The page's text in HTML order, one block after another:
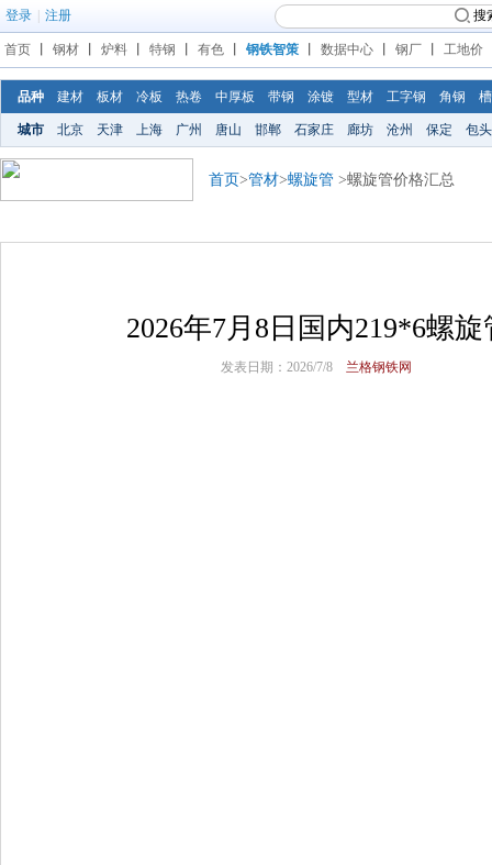
登录 注册 搜
首页 钢材 炉料 特钢 有色 钢铁智策 数据中心 钢厂 工地价
品种 建材 板材 冷板 热卷 中厚板 带钢 涂镀 型材 工字钢 角钢
城市 北京 天津 上海 广州 唐山 邯郸 石家庄 廊坊 沧州 保定 包头
首页>管材>螺旋管 >螺旋管价格汇总
2026年7月8日国内219*6螺
发表日期：2026/7/8兰格钢铁网